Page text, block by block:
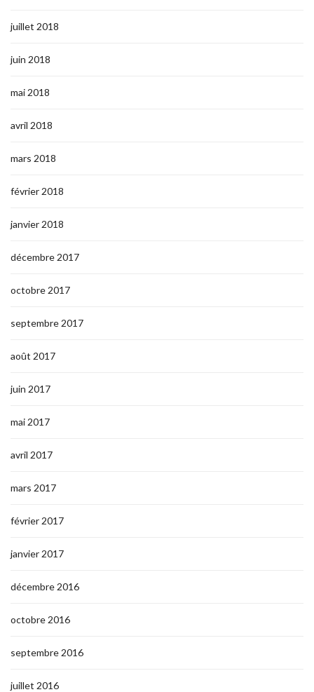
juillet 2018
juin 2018
mai 2018
avril 2018
mars 2018
février 2018
janvier 2018
décembre 2017
octobre 2017
septembre 2017
août 2017
juin 2017
mai 2017
avril 2017
mars 2017
février 2017
janvier 2017
décembre 2016
octobre 2016
septembre 2016
juillet 2016